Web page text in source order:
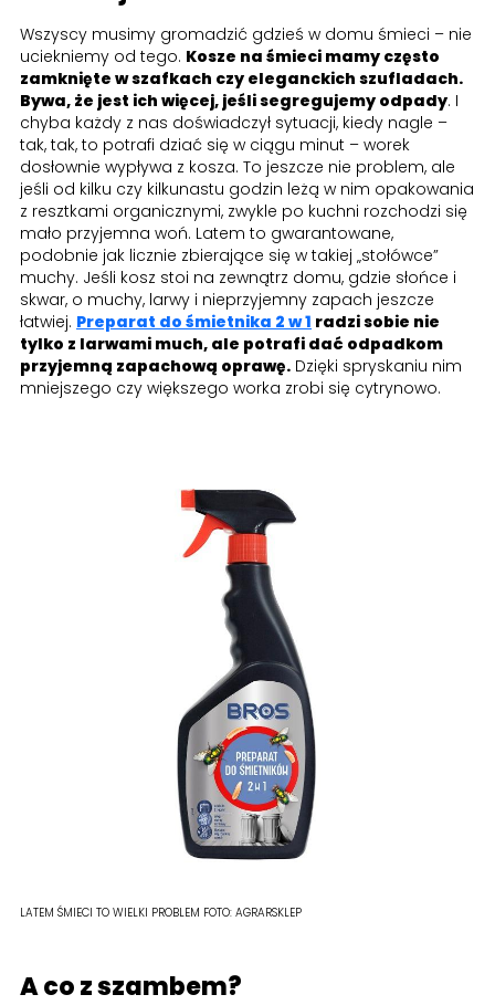
Wszyscy musimy gromadzić gdzieś w domu śmieci – nie
uciekniemy od tego. Kosze na śmieci mamy często
zamknięte w szafkach czy eleganckich szufladach.
Bywa, że jest ich więcej, jeśli segregujemy odpady. I
chyba każdy z nas doświadczył sytuacji, kiedy nagle –
tak, tak, to potrafi dziać się w ciągu minut – worek
dosłownie wypływa z kosza. To jeszcze nie problem, ale
jeśli od kilku czy kilkunastu godzin leżą w nim opakowania
z resztkami organicznymi, zwykle po kuchni rozchodzi się
mało przyjemna woń. Latem to gwarantowane,
podobnie jak licznie zbierające się w takiej „stołówce”
muchy. Jeśli kosz stoi na zewnątrz domu, gdzie słońce i
skwar, o muchy, larwy i nieprzyjemny zapach jeszcze
łatwiej. Preparat do śmietnika 2 w 1 radzi sobie nie
tylko z larwami much, ale potrafi dać odpadkom
przyjemną zapachową oprawę. Dzięki spryskaniu nim
mniejszego czy większego worka zrobi się cytrynowo.
LATEM ŚMIECI TO WIELKI PROBLEM FOTO: AGRARSKLEP
A co z szambem?